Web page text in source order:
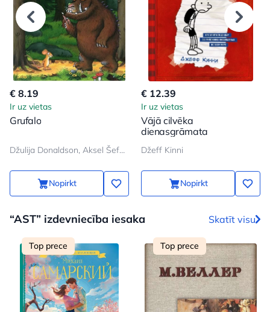
€ 8.19
Ir uz vietas
Grufalo
Džulija Donaldson, Aksel Šeffler
Nopirkt
€ 12.39
Ir uz vietas
Vājā cilvēka
dienasgrāmata
Džeff Kinni
Nopirkt
“AST” izdevniecība iesaka Skatīt visu
Top prece Top prece